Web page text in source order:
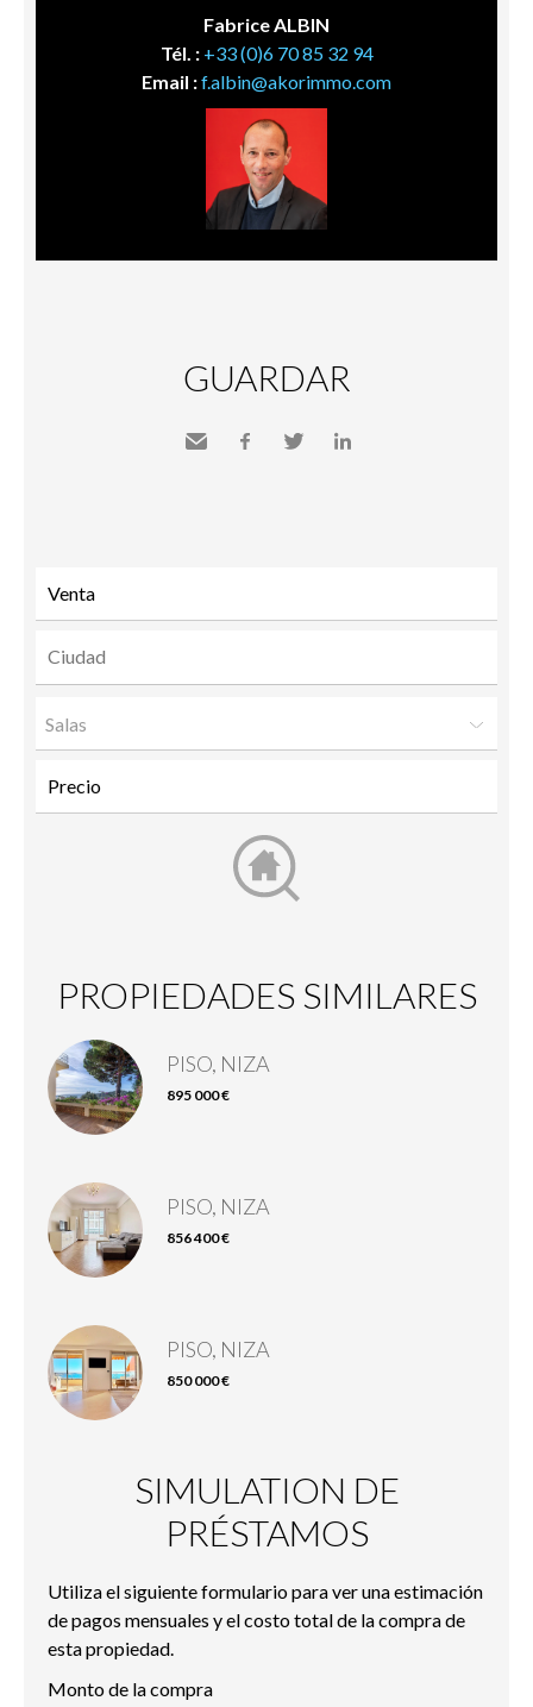
Fabrice ALBIN
Tél. : +33 (0)6 70 85 32 94
Email :f.albin@akorimmo.com
GUARDAR
Salas
PROPIEDADES SIMILARES
PISO, NIZA
895 000 €
PISO, NIZA
856 400 €
PISO, NIZA
850 000 €
SIMULATION DE
PRÉSTAMOS
Utiliza el siguiente formulario para ver una estimación
de pagos mensuales y el costo total de la compra de
esta propiedad.
Monto de la compra